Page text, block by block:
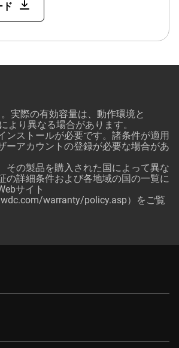
ド
実際の有効容量は、動作環境と
より異なる場合があります。
ンストールが必要です。諸条件が適用
ーアカウントの登録が必要な場合があ
その製品を購入された国によって異な
の詳細条件および各地域の国の一覧に
サイト
warranty/policy.asp）をご覧